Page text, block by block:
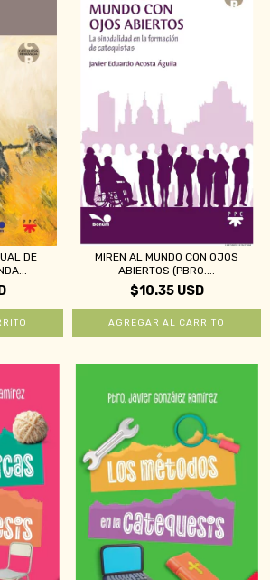
DE
MIREN AL MUNDO CON OJOS
ABIERTOS (PBRO....
$10.35 USD